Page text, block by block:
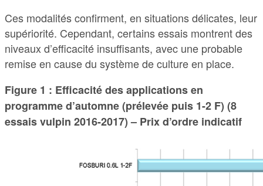
Ces modalités confirment, en situations délicates, leur
supériorité. Cependant, certains essais montrent des
niveaux d’efficacité insuffisants, avec une probable
remise en cause du système de culture en place.
Figure 1 : Efficacité des applications en
programme d’automne (prélevée puis 1-2 F) (8
essais vulpin 2016-2017) – Prix d’ordre indicatif